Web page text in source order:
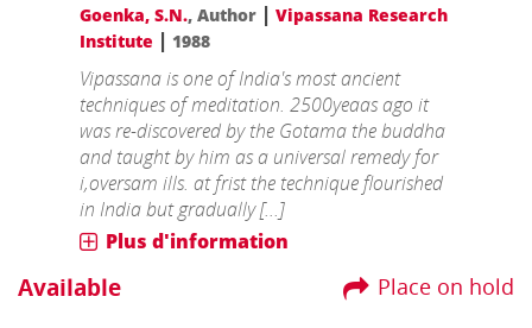
Goenka, S.N., Author |Vipassana Research
Institute | 1988
Vipassana is one of India's most ancient
techniques of meditation. 2500yeaas ago it
was re-discovered by the Gotama the buddha
and taught by him as a universal remedy for
i,oversam ills. at frist the technique flourished
in India but gradually [...]
Plus d'information
Place on hold
Available